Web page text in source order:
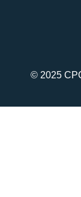
© 2025